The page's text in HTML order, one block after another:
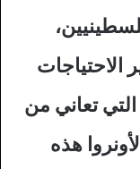
الاحتياجات
تعاني من
هذه